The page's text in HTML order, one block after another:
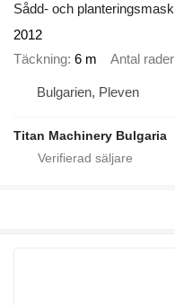
Sådd- och
2012
Täckning 6 m Antal rader
Bulgarien, Pleven
Titan Machinery Bulgaria